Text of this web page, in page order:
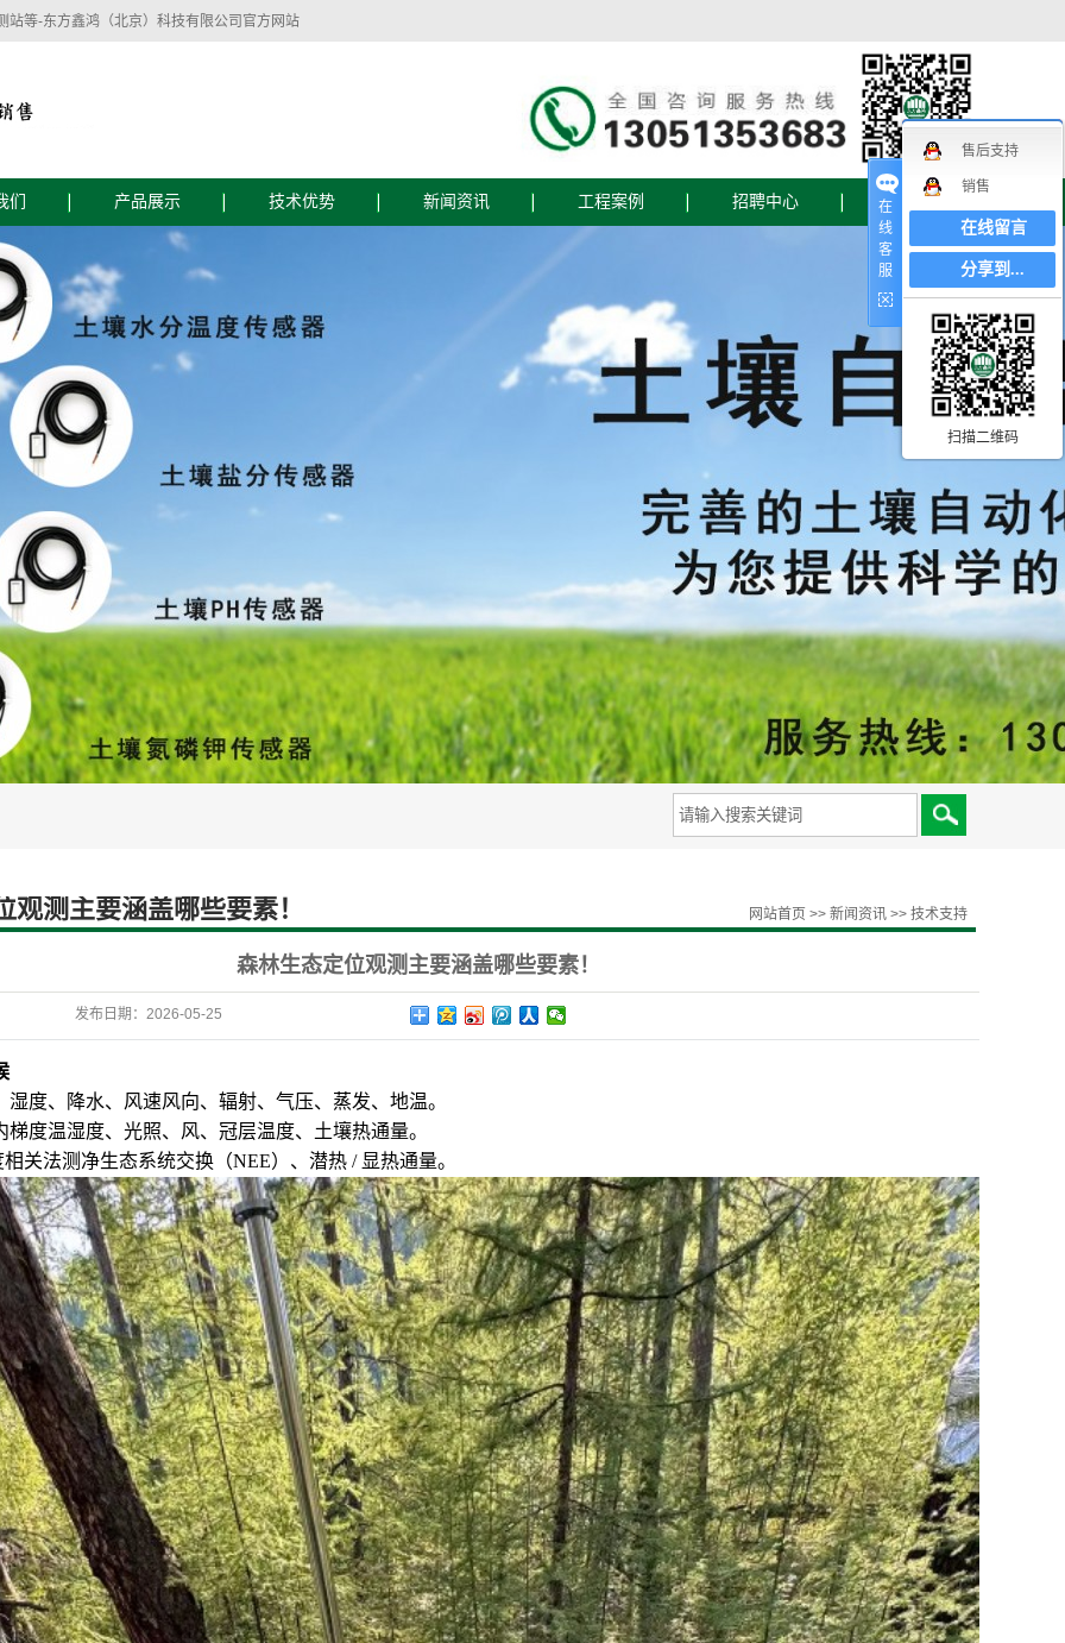
站等-东方鑫鸿（北京）科技有限公司官方网站
们
介
化
器、农业土壤墒情监测仪器、水位雨量监测
产品展示
测设备
溉设备 智慧水文水利设备 土壤蒸渗设备
技术优势
服务流程
新闻资讯 工程案例 招聘中心 联系我们
联系我们
在线地图
在线留言
观测主要涵盖哪些要素！ 网站首页 >> 新闻资讯 >> 技术支持
森林生态定位观测主要涵盖哪些要素！
发布日期： 2026-05-25
湿度、降水、风速风向、辐射、气压、蒸发、地温。
梯度温湿度、光照、风、冠层温度、土壤热通量。
关法测净生态系统交换（NEE）、潜热 / 显热通量。
在
线
客
服
售后支持
销售
在线留言
分享到...
扫描二维码